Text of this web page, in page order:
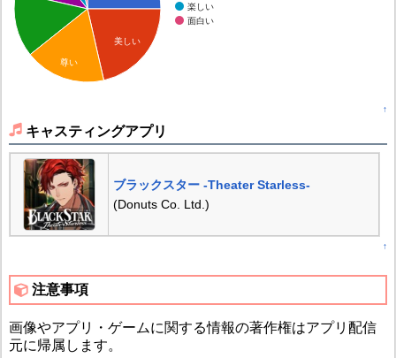
楽しい
面白い
美しい
尊い
↑
キャスティングアプリ
ブラックスター -Theater Starless-
(Donuts Co. Ltd.)
↑
注意事項
画像やアプリ・ゲームに関する情報の著作権はアプリ配信
元に帰属します。